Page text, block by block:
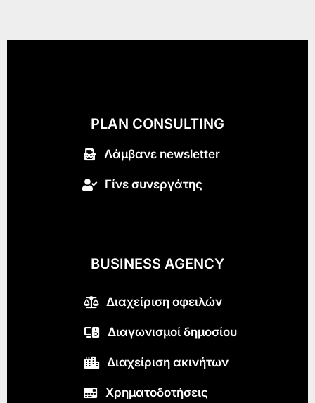
PLAN CONSULTING
Λάμβανε newsletter
Γίνε συνεργάτης
BUSINESS AGENCY
Διαχείριση οφειλών
Διαγωνισμοί δημοσίου
Διαχείριση ακινήτων
Χρηματοδοτήσεις